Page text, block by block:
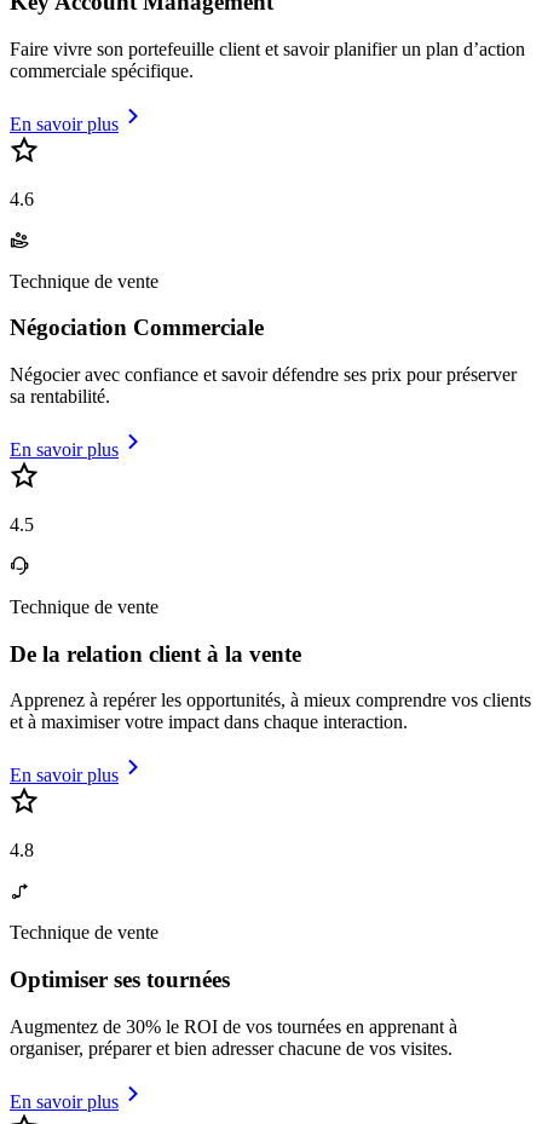
Faire vivre son portefeuille client et savoir planifier un plan d’action
commerciale spécifique.
En savoir plus
4.6
Technique de vente
Négociation Commerciale
Négocier avec confiance et savoir défendre ses prix pour préserver
sa rentabilité.
En savoir plus
4.5
Technique de vente
De la relation client à la vente
Apprenez à repérer les opportunités, à mieux comprendre vos clients
et à maximiser votre impact dans chaque interaction.
En savoir plus
4.8
Technique de vente
Optimiser ses tournées
Augmentez de 30% le ROI de vos tournées en apprenant à
organiser, préparer et bien adresser chacune de vos visites.
En savoir plus